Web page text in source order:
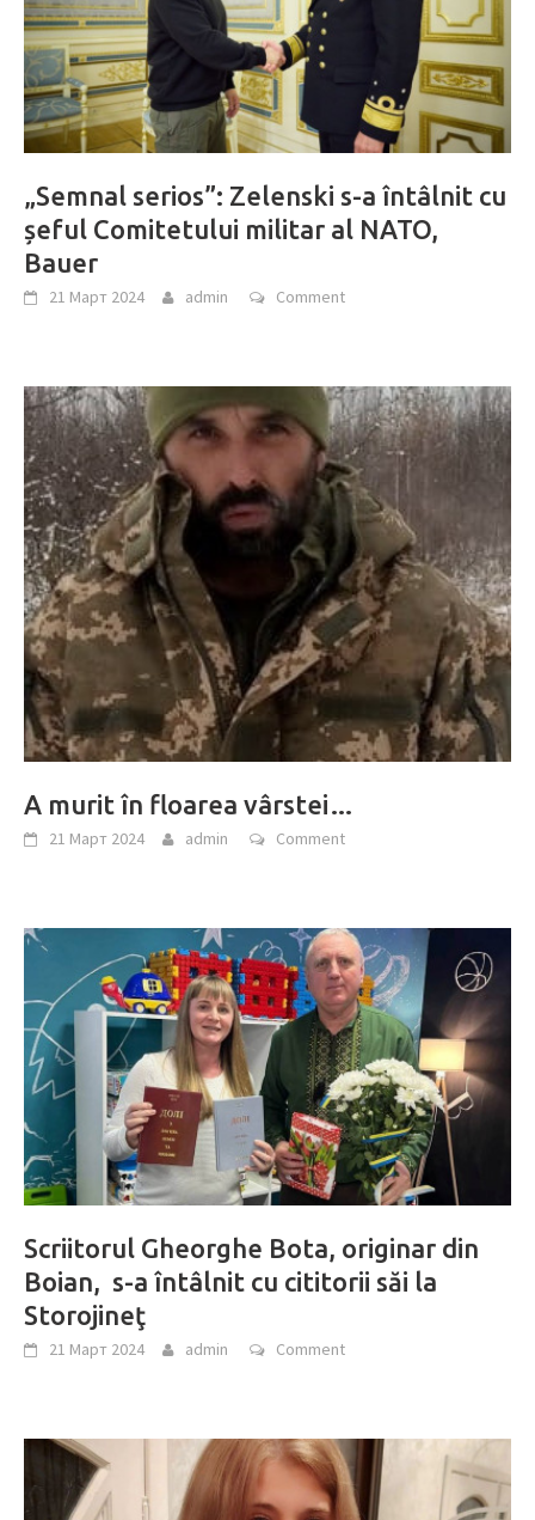
„Semnal serios”: Zelenski s-a întâlnit cu
șeful Comitetului militar al NATO,
Bauer
21 Март 2024 admin Comment
A murit în floarea vârstei…
21 Март 2024 admin Comment
Scriitorul Gheorghe Bota, originar din
Boian, s-a întâlnit cu cititorii săi la
Storojineţ
21 Март 2024 admin Comment